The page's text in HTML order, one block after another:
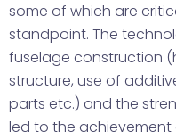
some of which are
standpoint. The
fuselage construction
structure, use of
parts etc.) and the
led to the